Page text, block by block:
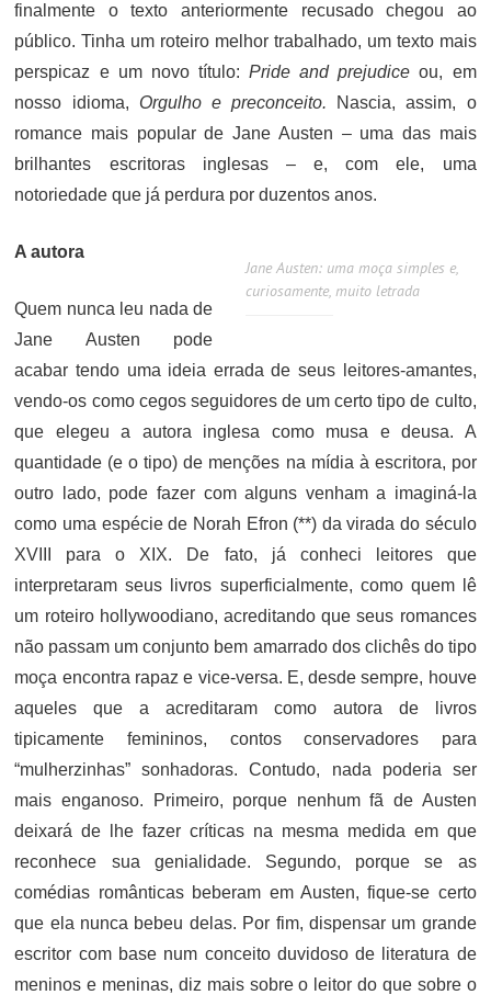
finalmente o texto anteriormente recusado chegou ao
público. Tinha um roteiro melhor trabalhado, um texto mais
perspicaz e um novo título:Pride and prejudice ou, em
nosso idioma, Orgulho e preconceito. Nascia, assim, o
romance mais popular de Jane Austen – uma das mais
brilhantes escritoras inglesas – e, com ele, uma
notoriedade que já perdura por duzentos anos.
Jane Austen: uma moça simples e,
curiosamente, muito letrada
A autora
Quem nunca leu nada de
Jane Austen pode
acabar tendo uma ideia errada de seus leitores-amantes,
vendo-os como cegos seguidores de um certo tipo de culto,
que elegeu a autora inglesa como musa e deusa. A
quantidade (e o tipo) de menções na mídia à escritora, por
outro lado, pode fazer com alguns venham a imaginá-la
como uma espécie de Norah Efron (**) da virada do século
XVIII para o XIX. De fato, já conheci leitores que
interpretaram seus livros superficialmente, como quem lê
um roteiro hollywoodiano, acreditando que seus romances
não passam um conjunto bem amarrado dos clichês do tipo
moça encontra rapaz e vice-versa. E, desde sempre, houve
aqueles que a acreditaram como autora de livros
tipicamente femininos, contos conservadores para
“mulherzinhas” sonhadoras. Contudo, nada poderia ser
mais enganoso. Primeiro, porque nenhum fã de Austen
deixará de lhe fazer críticas na mesma medida em que
reconhece sua genialidade. Segundo, porque se as
comédias românticas beberam em Austen, fique-se certo
que ela nunca bebeu delas. Por fim, dispensar um grande
escritor com base num conceito duvidoso de literatura de
meninos e meninas, diz mais sobre o leitor do que sobre o